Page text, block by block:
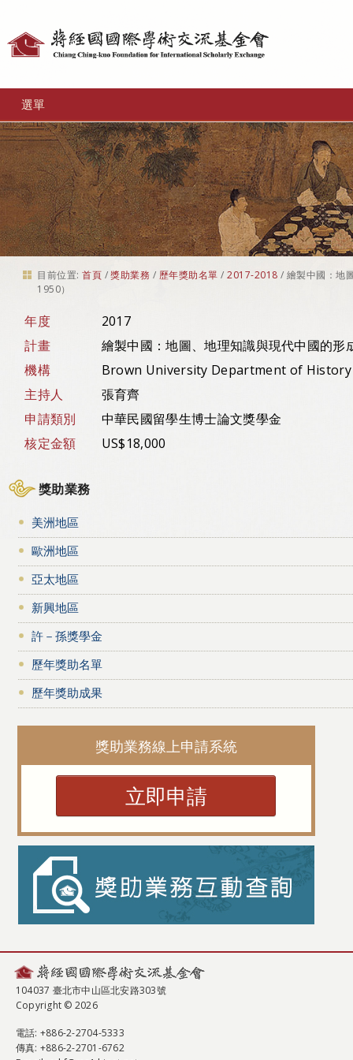
選單
目前位置: 首頁 /獎助業務 / 歷年獎助名單 /2017-2018 / 繪製中國：地
1950）
年度
2017
計畫
繪製中國：地圖、地理知識與現代中國的形
機構
Brown University Department of History
主持人
張育齊
申請類別
中華民國留學生博士論文獎學金
核定金額
US$18,000
獎助業務
美洲地區
歐洲地區
亞太地區
新興地區
許－孫獎學金
歷年獎助名單
歷年獎助成果
獎助業務線上申請系統
立即申請
104037 臺北市中山區北安路303號
Copyright © 2026
電話: +886-2-2704-5333
傳真: +886-2-2701-6762